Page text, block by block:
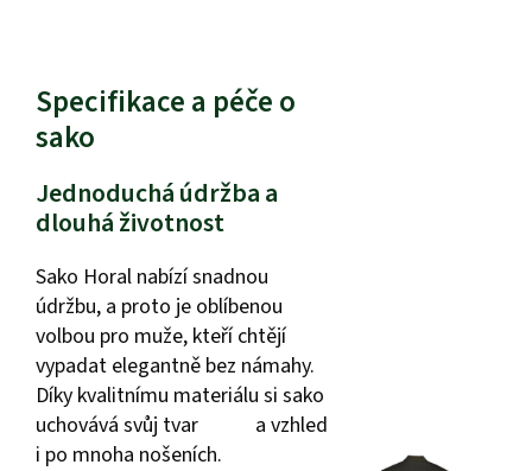
Specifikace a péče o
sako
Jednoduchá údržba a
dlouhá životnost
Sako Horal nabízí snadnou
údržbu, a proto je oblíbenou
volbou pro muže, kteří chtějí
vypadat elegantně bez námahy.
Díky kvalitnímu materiálu si sako
uchovává svůj tvar a vzhled
i po mnoha nošeních.